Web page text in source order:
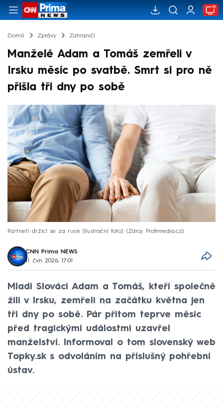
Domů Zprávy Zahraničí
Manželé Adam a Tomáš zemřeli v
Irsku měsíc po svatbě. Smrt si pro ně
přišla tři dny po sobě
Partneři držící se za ruce (Ilustrační foto) Zdroj: Profimedia.cz
CNN Prima NEWS
11. čvn 2026, 17:01
Mladí Slováci Adam a Tomáš, kteří společně
žili v Irsku, zemřeli na začátku května jen
tři dny po sobě. Pár přitom teprve měsíc
před tragickými událostmi uzavřel
manželství. Informoval o tom slovenský web
Topky.sk s odvoláním na příslušný pohřební
ústav.